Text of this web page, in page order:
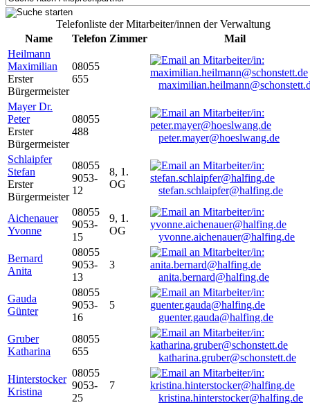
Telefonliste der Mitarbeiter/innen der Verwaltung
Name
Telefon Zimmer
Mail
Heilmann
Maximilian
Erster
Bürgermeister
08055
655
Mayer Dr.
Peter
Erster
Bürgermeister
08055
488
peter.mayer@hoeslwang.de
Schlaipfer
Stefan
Erster
Bürgermeister
08055
9053-
12
8, 1.
OG
stefan.schlaipfer@halfing.de
Aichenauer
Yvonne
08055
9053-
15
9, 1.
OG
yvonne.aichenauer@halfing.de
Bernard
Anita
08055
9053-
13
3
anita.bernard@halfing.de
Gauda
Günter
08055
9053-
16
5
guenter.gauda@halfing.de
Gruber
Katharina
08055
655
katharina.gruber@schonstett.de
Hinterstocker
Kristina
08055
9053-
25
7
kristina.hinterstocker@halfing.de